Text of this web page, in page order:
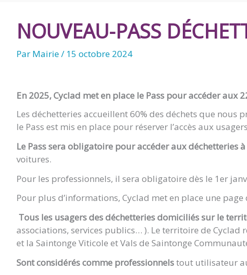
NOUVEAU-PASS
Par Mairie/ 15 octobre 2024
En 2025, Cyclad met en place le Pass pour accéder aux
Les déchetteries accueillent 60% des déchets que
le Pass est mis en place pour réserver l’accès aux
Le Pass sera obligatoire pour accéder aux déchetteries
voitures.
Pour les professionnels, il sera obligatoire dès le 1er
Pour plus d’informations, Cyclad met en place une
Tous les usagers des déchetteries domiciliés sur le
associations, services publics… ). Le territoire de
et la Saintonge Viticole et Vals de Saintonge
Sont considérés comme professionnelstout utilisateur